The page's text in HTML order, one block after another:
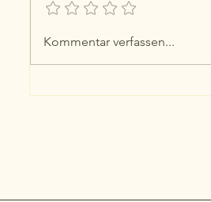
Kässnig Rasti kaufen: Entdecke
Kommentar verfassen...